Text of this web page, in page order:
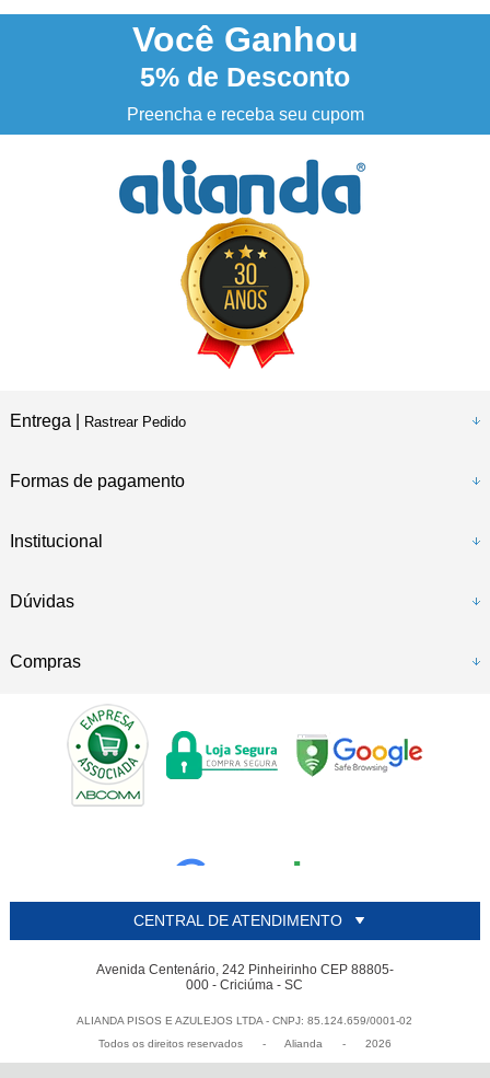
NOSSO INSTAGRAM @alianda_oficial
3% DESCONTO à vista no boleto ou pix
Você Ganhou
5% de Desconto
Preencha e receba seu cupom
Entrega | Rastrear Pedido
Formas de pagamento
Institucional
Dúvidas
Compras
CENTRAL DE ATENDIMENTO
Avenida Centenário, 242 Pinheirinho CEP 88805-
000 - Criciúma - SC
ALIANDA PISOS E AZULEJOS LTDA - CNPJ: 85.124.659/0001-02
Todos os direitos reservados
- Alianda - 2026